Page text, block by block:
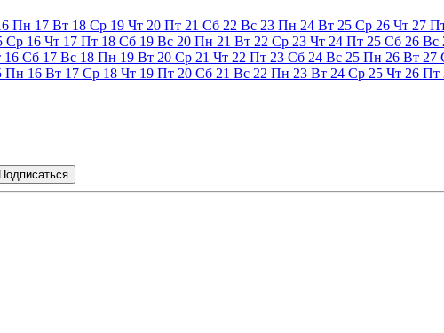
Пн 17 Вт 18 Ср 19 Чт 20 Пт 21 Сб 22 Вс 23 Пн 24 Вт 25 Ср 26 Чт 27
Ср 16 Чт 17 Пт 18 Сб 19 Вс 20 Пн 21 Вт 22 Ср 23 Чт 24 Пт 25 Сб 26 Вс
16 Сб 17 Вс 18 Пн 19 Вт 20 Ср 21 Чт 22 Пт 23 Сб 24 Вс 25 Пн 26 Вт 27
Пн 16 Вт 17 Ср 18 Чт 19 Пт 20 Сб 21 Вс 22 Пн 23 Вт 24 Ср 25 Чт 26 Пт